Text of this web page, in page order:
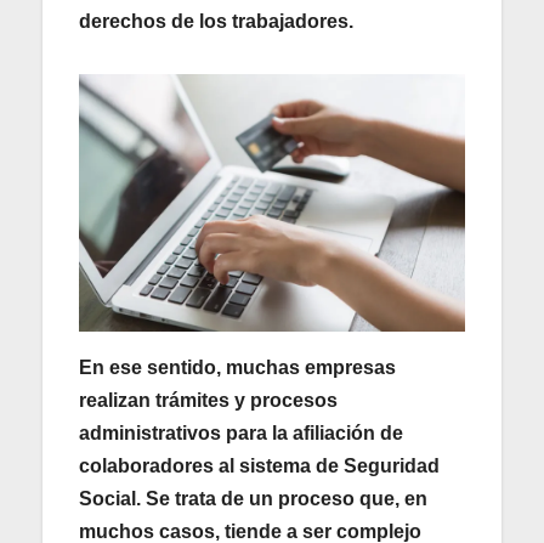
derechos de los trabajadores.
En ese sentido, muchas empresas
realizan trámites y procesos
administrativos para la afiliación de
colaboradores al sistema de Seguridad
Social. Se trata de un proceso que, en
muchos casos, tiende a ser complejo